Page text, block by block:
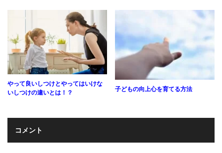
やって良いしつけとやってはいけな
いしつけの違いとは！？
子どもの向上心を育てる方法
コメント